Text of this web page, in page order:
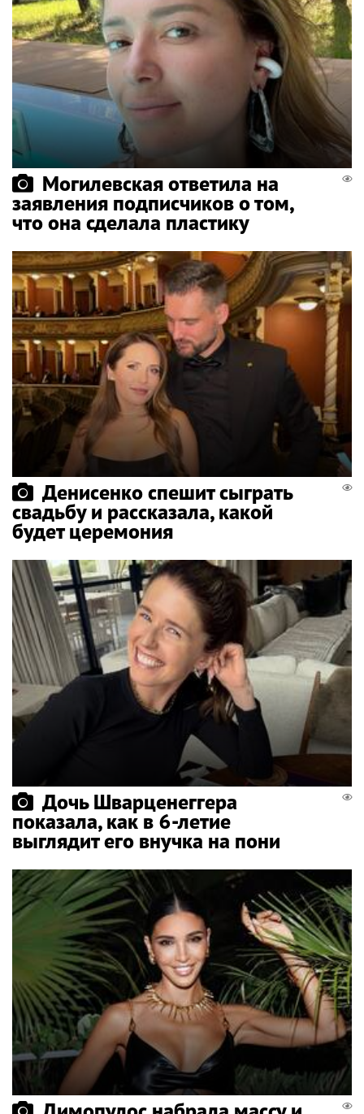
Могилевская ответила на
заявления подписчиков о том,
что она сделала пластику
Денисенко спешит сыграть
свадьбу и рассказала, какой
будет церемония
Дочь Шварценеггера
показала, как в 6-летие
выглядит его внучка на пони